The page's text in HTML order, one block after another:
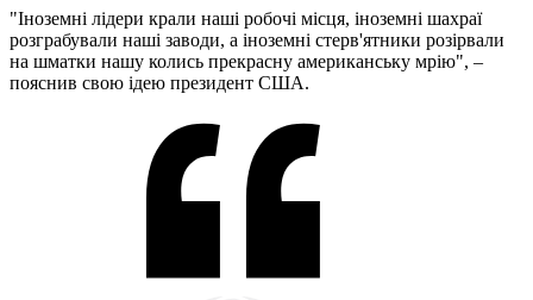
"Іноземні лідери крали наші робочі місця, іноземні шахраї
розграбували наші заводи, а іноземні стерв'ятники розірвали
на шматки нашу колись прекрасну американську мрію", –
пояснив свою ідею президент США.